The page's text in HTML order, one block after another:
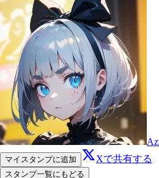
マイスタンプに追加 Xで共有する
スタンプ一覧にもどる